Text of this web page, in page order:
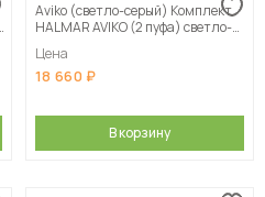
Aviko (светло-серый) Комплект
HALMAR AVIKO (2 пуфа) светло-
Цена
18 660
В корзину